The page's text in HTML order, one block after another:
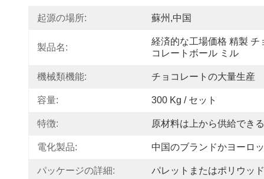
起源の場所: 蘇州,中国
製品名:
経済的な工場価格 精製 チ
コレートボール ミル
機械類機能: チョコレートの大量生産
容量: 300 Kg / セット
特徴: 原材料は上から供給できる
電化製品: 中国のブランドかヨーロ
パッケージの詳細: パレットまたはポリウッ